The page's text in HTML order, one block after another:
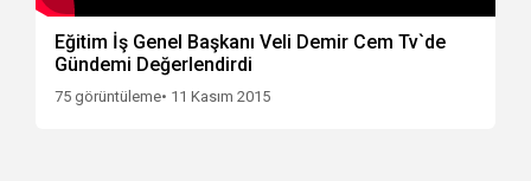
Eğitim İş Genel Başkanı Veli Demir Cem Tv`de
Gündemi Değerlendirdi
75 görüntüleme• 11 Kasım 2015